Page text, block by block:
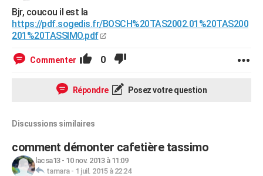
Bjr, coucou il est la
https://pdf.sogedis.fr/BOSCH%20TAS2002.01%20TAS200
201%20TASSIMO.pdf
Commenter 0
Répondre Posez votre question
Discussions similaires
comment démonter cafetière tassimo
lacsa13- 10 nov. 2013 à 11:09
tamara- 1 juil. 2015 à 22:24